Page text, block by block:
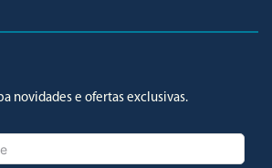
novidades e ofertas exclusivas.